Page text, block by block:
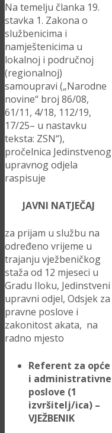
Na temelju članka 19.
stavka 1. Zakona o
službenicima i
namještenicima u
lokalnoj i područnoj
(regionalnoj)
samoupravi („Narodne
novine“ broj 86/08,
61/11, 4/18, 112/19,
17/25– u nastavku
teksta: ZSN“),
pročelnica Jedinstvenog
upravnog odjela
raspisuje
JAVNI NATJEČAJ
za prijam u službu na
određeno vrijeme u
trajanju vježbeničkog
staža od 12 mjeseci u
Gradu Iloku, Jedinstveni
upravni odjel, Odsjek za
pravne poslove i
zakonitost akata, na
radno mjesto
Referent za opće
i administrativne
poslove (1
izvršitelj/ica) –
VJEŽBENIK